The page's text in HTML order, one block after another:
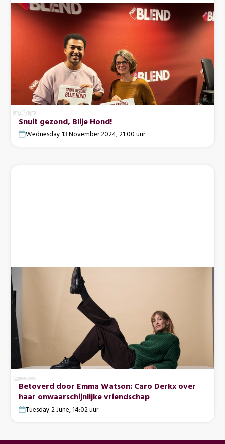
Snuit gezond, Blije Hond!
Wednesday 13 November 2024, 21:00 uur
Betoverd door Emma Watson: Caro Derkx over
haar onwaarschijnlijke vriendschap
Tuesday 2 June, 14:02 uur